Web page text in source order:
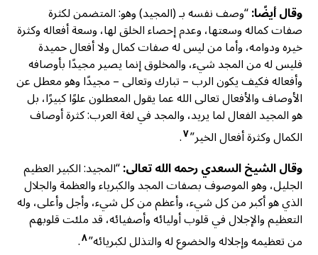
وقال أيضًا:“وصف نفسه بـ (المجيد) وهو: المتضمن لكثرة
صفات كماله وسعتها، وعدم إحصاء الخلق لها، وسعة أفعاله وكثرة
خيره ودوامه، وأما من ليس له صفات كمال ولا أفعال حميدة
فليس له من المجد شيء، والمخلوق إنما يصير مجيدًا بأوصافه
وأفعاله فكيف يكون الرب – تبارك وتعالى – مجيدًا وهو معطل عن
الأوصاف والأفعال تعالى الله عما يقول المعطلون علوًا كبيرًا، بل
هو المجيد الفعال لما يريد، والمجد في لغة العرب: كثرة أوصاف
الكمال وكثرة أفعال الخير”٧.
وقال الشيخ السعدي رحمه الله تعالى:“المجيد: الكبير العظيم
الجليل، وهو الموصوف بصفات المجد والكبرياء والعظمة والجلال
الذي هو أكبر من كل شيء، وأعظم من كل شيء، وأجل وأعلى، وله
التعظيم والإجلال في قلوب أوليائه وأصفيائه، قد ملئت قلوبهم
من تعظيمه وإجلاله والخضوع له والتذلل لكبريائه”٨.